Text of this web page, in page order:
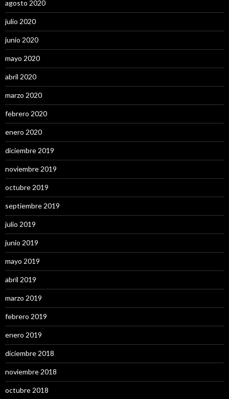
agosto 2020
julio 2020
junio 2020
mayo 2020
abril 2020
marzo 2020
febrero 2020
enero 2020
diciembre 2019
noviembre 2019
octubre 2019
septiembre 2019
julio 2019
junio 2019
mayo 2019
abril 2019
marzo 2019
febrero 2019
enero 2019
diciembre 2018
noviembre 2018
octubre 2018